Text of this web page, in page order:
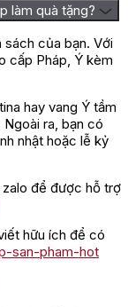
làm quà tặng?
sách của bạn. Với
cấp Pháp, Ý kèm
hay vang Ý tầm
ra, bạn có
nhật hoặc lễ kỷ
zalo để được hỗ trợ
hữu ích để có
san-pham-hot